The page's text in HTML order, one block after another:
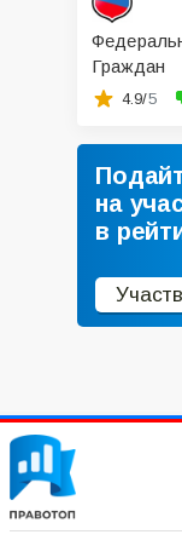
Граждан
4.9/5
на
в